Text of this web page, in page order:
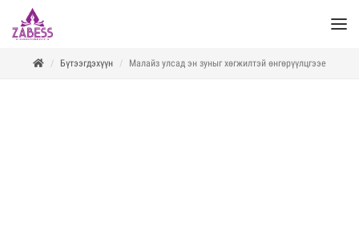
Бүтээгдэхүүн Малайз улсад эн зуныг хөгжилтэй өнгөрүүлцгээе